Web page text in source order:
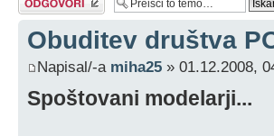
Obuditev društva
Napisal/-a miha25 » 01.12.2008,
Spoštovani modelarji...